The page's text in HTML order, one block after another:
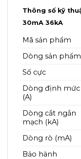
Thông số kỹ
30mA 36kA
Mã sản phẩm
Dòng sản phẩm
Số cực
Dòng định mức
(A)
Dòng cắt ngắn
mạch (kA)
Dòng rò (mA)
Bảo hành